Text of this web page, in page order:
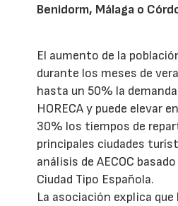
Benidorm, Málaga o
El aumento de la
durante los meses de
hasta un 50% la
HORECA y puede elevar
30% los tiempos de
principales ciudades
análisis de AECOC
Ciudad Tipo Española.
La asociación explica